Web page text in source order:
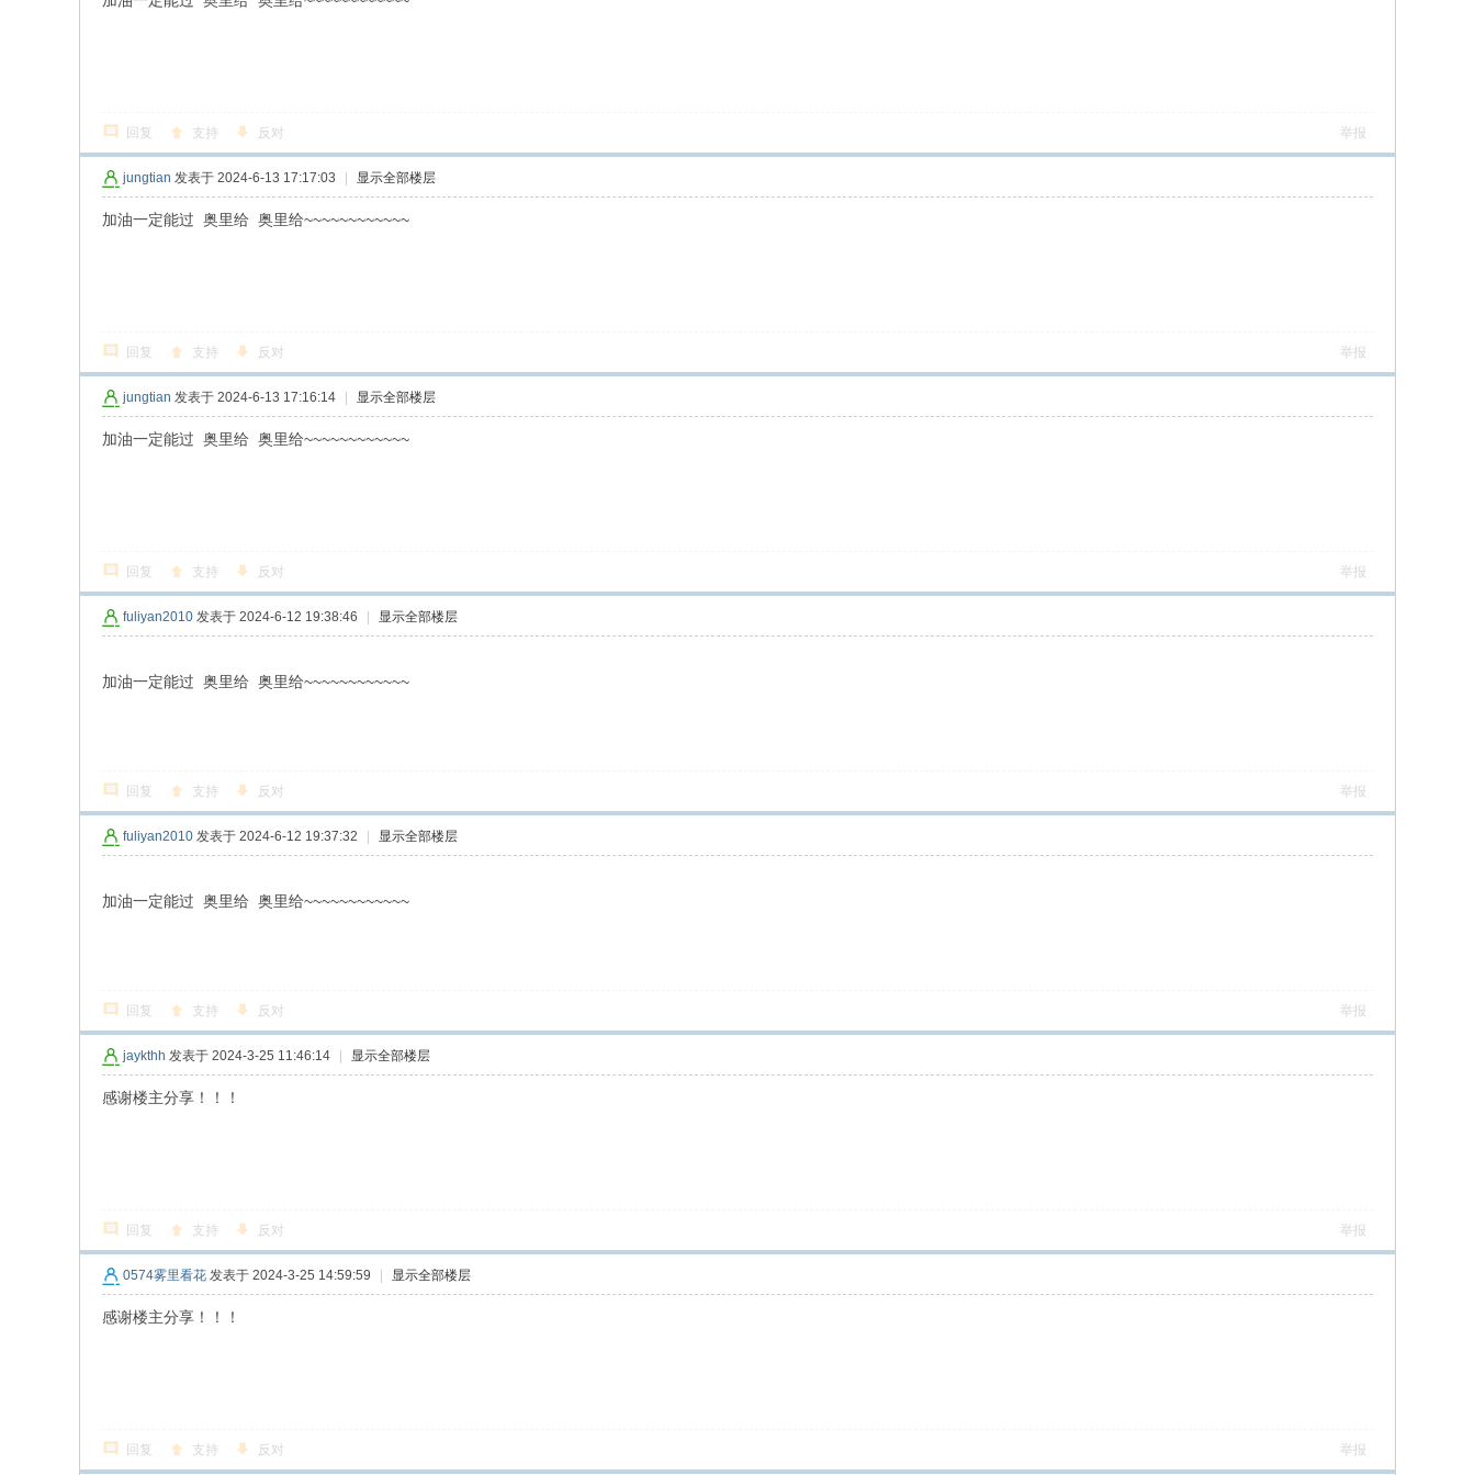
回复 支持 反对 举报
jungtian 发表于 2024-6-13 17:17:03 显示全部楼层
加油一定能过 奥里给 奥里给~~~~~~~~~~~~
回复 支持 反对 举报
jungtian 发表于 2024-6-13 17:16:14 显示全部楼层
加油一定能过 奥里给 奥里给~~~~~~~~~~~~
回复 支持 反对 举报
fuliyan2010 发表于 2024-6-12 19:38:46 显示全部楼层
加油一定能过 奥里给 奥里给~~~~~~~~~~~~
回复 支持 反对 举报
fuliyan2010 发表于 2024-6-12 19:37:32 显示全部楼层
加油一定能过 奥里给 奥里给~~~~~~~~~~~~
回复 支持 反对 举报
jaykthh 发表于 2024-3-25 11:46:14 显示全部楼层
感谢楼主分享！！！
回复 支持 反对 举报
0574雾里看花 发表于 2024-3-25 14:59:59 显示全部楼层
感谢楼主分享！！！
回复 支持 反对 举报